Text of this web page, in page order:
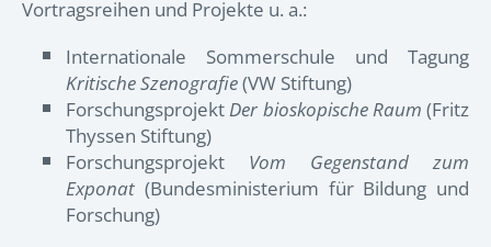
Vortragsreihen und Projekte u. a.:
Internationale Sommerschule und Tagung
Kritische Szenografie(VW Stiftung)
ForschungsprojektDer bioskopische Raum (Fritz
Thyssen Stiftung)
Forschungsprojekt Vom Gegenstand zum
Exponat (Bundesministerium für Bildung und
Forschung)